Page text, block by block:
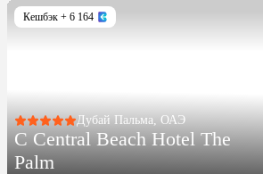
Кешбэк + 6 164
Дубай Пальма, ОАЭ
C Central Beach Hotel The
Palm